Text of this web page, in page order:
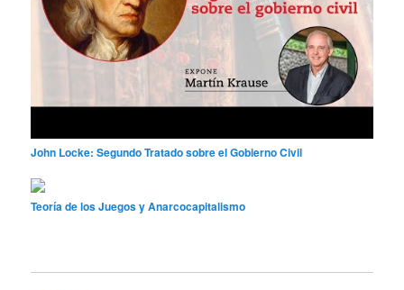
John Locke: Segundo Tratado sobre el Gobierno Civil
Teoría de los Juegos y Anarcocapitalismo